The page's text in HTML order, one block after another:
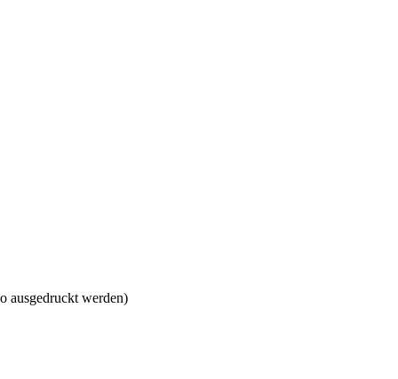
ausgedruckt werden)